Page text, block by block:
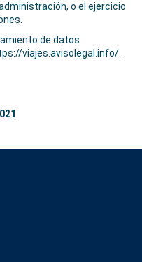
o el ejercicio
de datos
viajes.avisolegal.info/.